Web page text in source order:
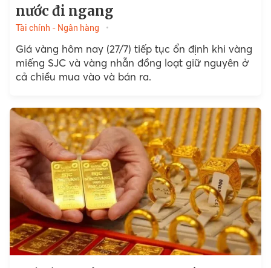
nước đi ngang
Tài chính - Ngân hàng
Giá vàng hôm nay (27/7) tiếp tục ổn định khi vàng
miếng SJC và vàng nhẫn đồng loạt giữ nguyên ở
cả chiều mua vào và bán ra.